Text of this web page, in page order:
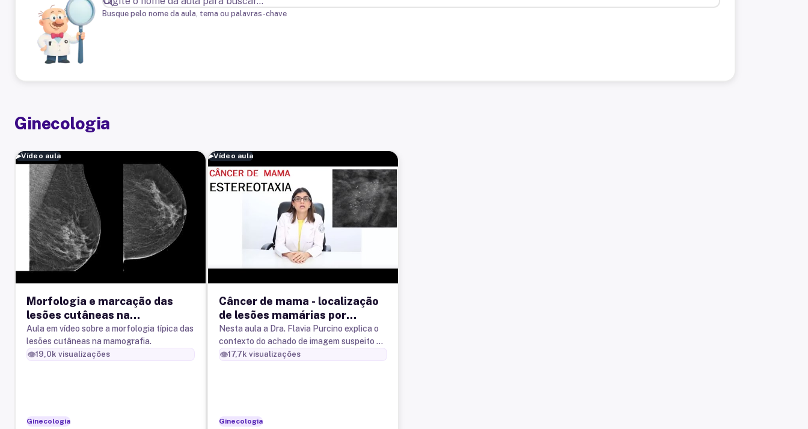
Busque pelo nome da aula, tema ou palavras-chave
Ginecologia
▶Vídeo aula
Morfologia e marcação das
lesões cutâneas na
mamografia
Aula em vídeo sobre a morfologia típica das
lesões cutâneas na mamografia.
👁️19,0k visualizações
Ginecologia
▶Vídeo aula
Câncer de mama - localização
de lesões mamárias por
estereotaxia
Nesta aula a Dra. Flavia Purcino explica o
contexto do achado de imagem suspeito ou
compatível com câncer de mama e
👁️17,7k visualizações
Ginecologia